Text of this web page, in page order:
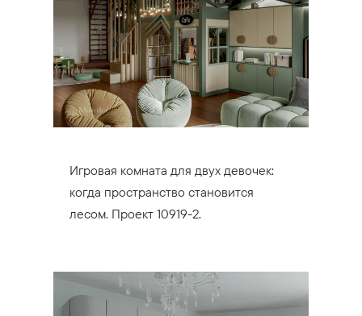
Игровая комната для двух девочек:
когда пространство становится
лесом. Проект 10919-2.